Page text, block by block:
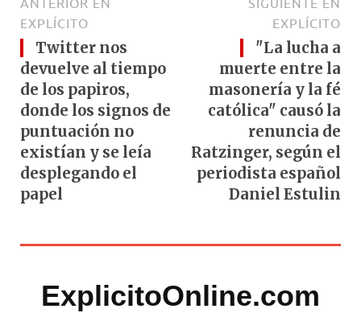
ANTERIOR EN
EXPLÍCITO
Twitter nos
devuelve al tiempo
de los papiros,
donde los signos de
puntuación no
existían y se leía
desplegando el
papel
SIGUIENTE EN
EXPLÍCITO
"La lucha a
muerte entre la
masonería y la fé
católica" causó la
renuncia de
Ratzinger, según el
periodista español
Daniel Estulin
ExplicitoOnline.com